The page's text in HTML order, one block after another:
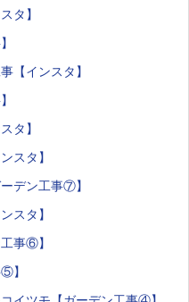
タ】
【インスタ】
タ】
スタ】
デン工事⑦】
スタ】
事⑥】
】